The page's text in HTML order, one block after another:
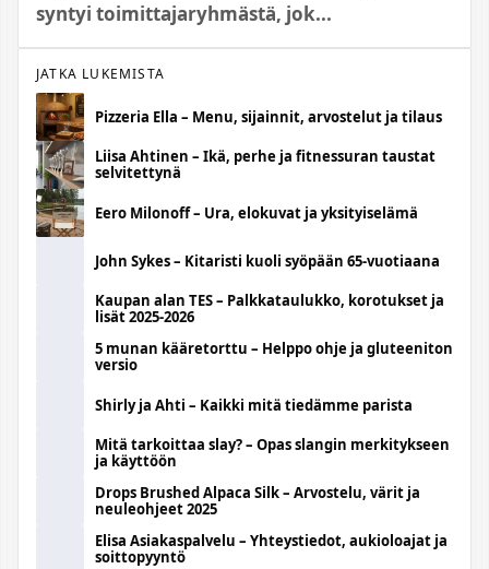
syntyi toimittajaryhmästä, jok...
JATKA LUKEMISTA
Pizzeria Ella – Menu, sijainnit, arvostelut ja tilaus
Liisa Ahtinen – Ikä, perhe ja fitnessuran taustat
selvitettynä
Eero Milonoff – Ura, elokuvat ja yksityiselämä
John Sykes – Kitaristi kuoli syöpään 65-vuotiaana
Kaupan alan TES – Palkkataulukko, korotukset ja
lisät 2025-2026
5 munan kääretorttu – Helppo ohje ja gluteeniton
versio
Shirly ja Ahti – Kaikki mitä tiedämme parista
Mitä tarkoittaa slay? – Opas slangin merkitykseen
ja käyttöön
Drops Brushed Alpaca Silk – Arvostelu, värit ja
neuleohjeet 2025
Elisa Asiakaspalvelu – Yhteystiedot, aukioloajat ja
soittopyyntö